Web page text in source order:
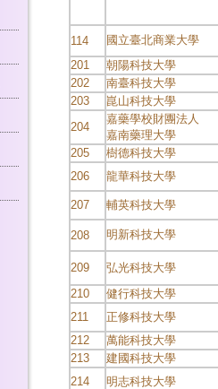
114
國立臺北商業大學
201
朝陽科技大學
202
南臺科技大學
203
崑山科技大學
204
嘉藥學校財團法人
嘉南藥理大學
205
樹德科技大學
206
龍華科技大學
207 輔英科技大學
208 明新科技大學
209
弘光科技大學
210
健行科技大學
211
正修科技大學
212
萬能科技大學
213
建國科技大學
214
明志科技大學